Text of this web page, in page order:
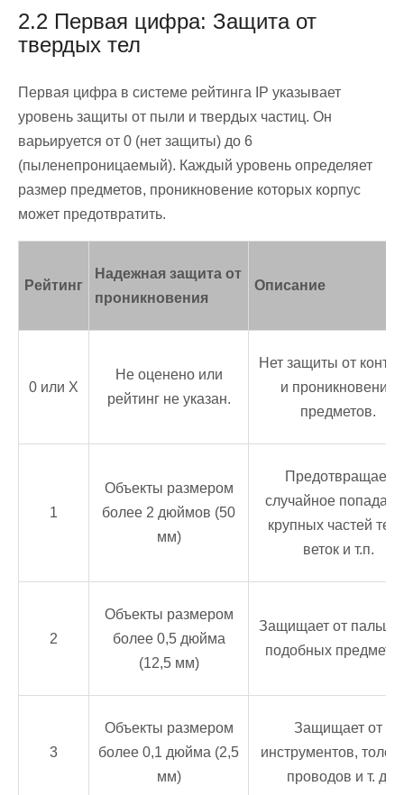
2.2 Первая цифра: Защита от
твердых тел
Первая цифра в системе рейтинга IP указывает
уровень защиты от пыли и твердых частиц. Он
варьируется от 0 (нет защиты) до 6
(пыленепроницаемый). Каждый уровень определяет
размер предметов, проникновение которых корпус
может предотвратить.
Рейтинг
Надежная защита от
проникновения
Описание
0 или Х
Не оценено или
рейтинг не указан.
Нет защиты от
и проникновения
предметов.
1
Объекты размером
более 2 дюймов (50
мм)
Предотвращает
случайное
крупных частей
веток и т.п.
2
Объекты размером
более 0,5 дюйма
(12,5 мм)
Защищает от
подобных
3
Объекты размером
более 0,1 дюйма (2,5
мм)
Защищает от
инструментов,
проводов и т. д.